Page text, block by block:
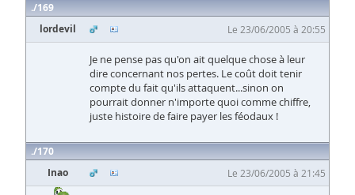
169
lordevil
Le 23/06/2005 à 20:55
Je ne pense pas qu'on ait quelque chose à leur
dire concernant nos pertes. Le coût doit tenir
compte du fait qu'ils attaquent...sinon on
pourrait donner n'importe quoi comme chiffre,
juste histoire de faire payer les féodaux !
170
Inao
Le 23/06/2005 à 21:45